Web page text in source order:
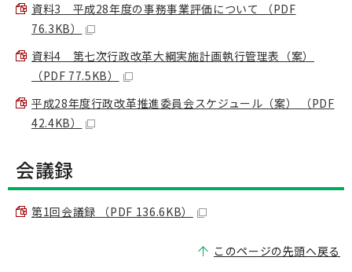
資料3 平成28年度の事務事業評価について （PDF
76.3KB）
資料4 第七次行政改革大綱実施計画執行管理表（案）
（PDF 77.5KB）
平成28年度行政改革推進委員会スケジュール（案） （PDF
42.4KB）
会議録
第1回会議録 （PDF 136.6KB）
このページの先頭へ戻る